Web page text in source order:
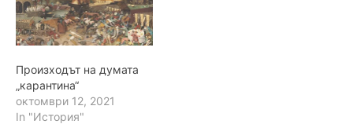
Произходът на думата
„карантина“
октомври 12, 2021
In "История"